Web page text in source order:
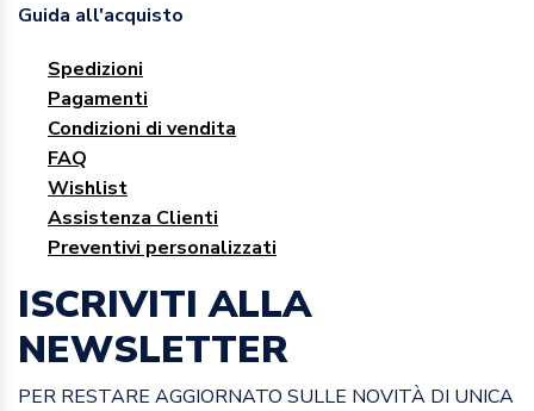
Guida all'acquisto
Spedizioni
Pagamenti
Condizioni di vendita
FAQ
Wishlist
Assistenza Clienti
Preventivi personalizzati
ISCRIVITI ALLA
NEWSLETTER
PER RESTARE AGGIORNATO SULLE NOVITÀ DI UNICA